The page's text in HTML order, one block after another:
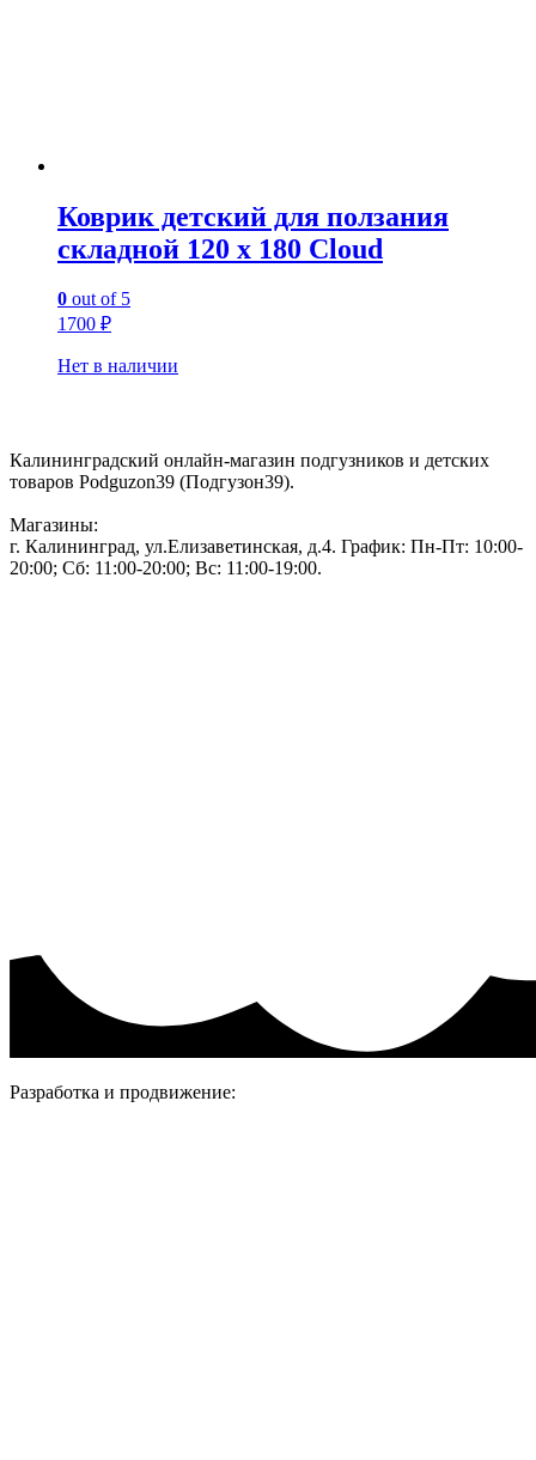
Коврик детский для ползания
складной 120 х 180 Cloud
0 out of 5
1700 ₽
Нет в наличии
Калининградский онлайн-магазин подгузников и детских
товаров Podguzon39 (Подгузон39).
Магазины:
г. Калининград, ул.Елизаветинская, д.4. График: Пн-Пт: 10:00-
20:00; Сб: 11:00-20:00; Вс: 11:00-19:00.
Разработка и продвижение: